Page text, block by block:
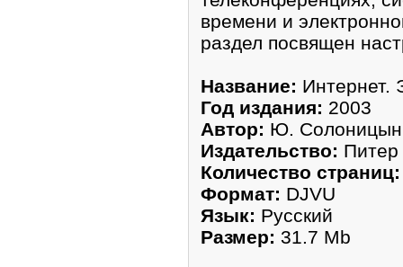
времени и
раздел посвящен
Название: Интернет.
Год издания: 2003
Автор: Ю.
Издательство: Питер
Количество страниц:
Формат: DJVU
Язык: Русский
Размер: 31.7 Mb